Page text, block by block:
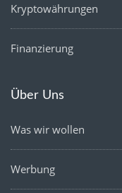
Kryptowährungen
Finanzierung
Über Uns
Was wir wollen
Werbung